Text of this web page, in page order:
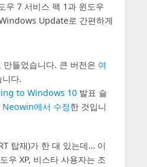
우 7 서비스 팩 1과 윈도우
Update로 간편하게
들었습니다. 큰 버전은 여
니다.
to Windows 10발표 슬
Neowin에서 수정한 것입니
탑재)가 한 대 있는데… 이
우 XP, 비스타 사용자는 조